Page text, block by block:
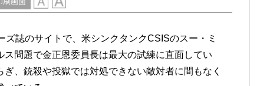
誌のサイトで、米シンクタンクCSISのスー・ミ
問題で金正恩委員長は最大の試練に直面してい
、銃殺や投獄では対処できない敵対者に間もなく